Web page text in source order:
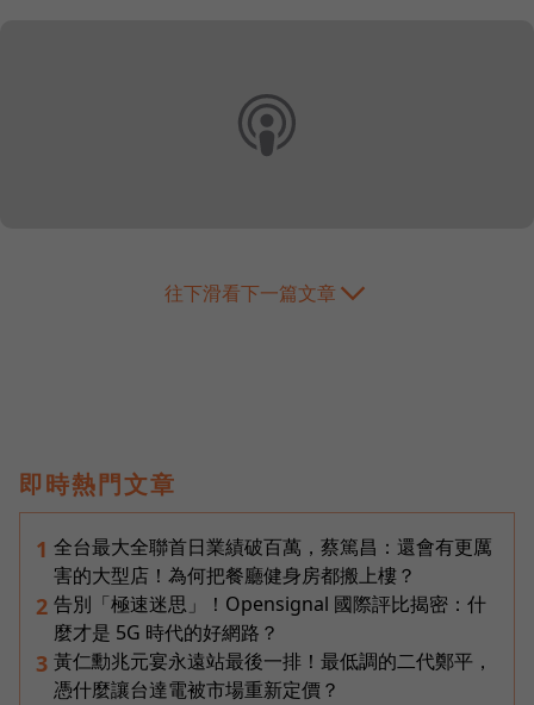
往下滑看下一篇文章
即時熱門文章
1 全台最大全聯首日業績破百萬，蔡篤昌：還會有更厲
害的大型店！為何把餐廳健身房都搬上樓？
2 告別「極速迷思」！Opensignal 國際評比揭密：什
麼才是 5G 時代的好網路？
3 黃仁勳兆元宴永遠站最後一排！最低調的二代鄭平，
憑什麼讓台達電被市場重新定價？